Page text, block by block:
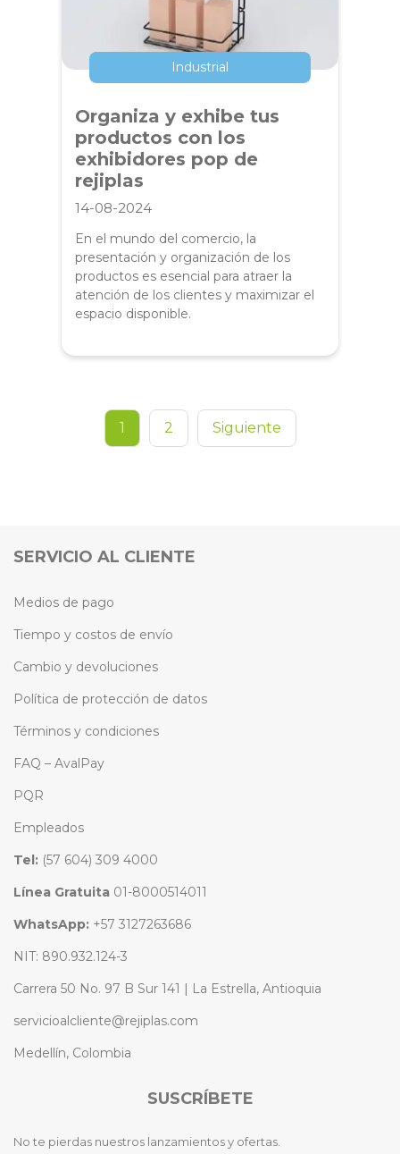
Organiza y exhibe tus
productos con los
exhibidores pop de
rejiplas
14-08-2024
En el mundo del comercio, la
presentación y organización de los
productos es esencial para atraer la
atención de los clientes y maximizar el
espacio disponible.
Industrial
1 2 Siguiente
SERVICIO AL CLIENTE
Medios de pago
Tiempo y costos de envío
Cambio y devoluciones
Política de protección de datos
Términos y condiciones
FAQ – AvalPay
PQR
Empleados
Tel: (57 604) 309 4000
Línea Gratuita 01-8000514011
WhatsApp: +57 3127263686
NIT: 890.932.124-3
Carrera 50 No. 97 B Sur 141 | La Estrella, Antioquia
servicioalcliente@rejiplas.com
Medellín, Colombia
SUSCRÍBETE
No te pierdas nuestros lanzamientos y ofertas.